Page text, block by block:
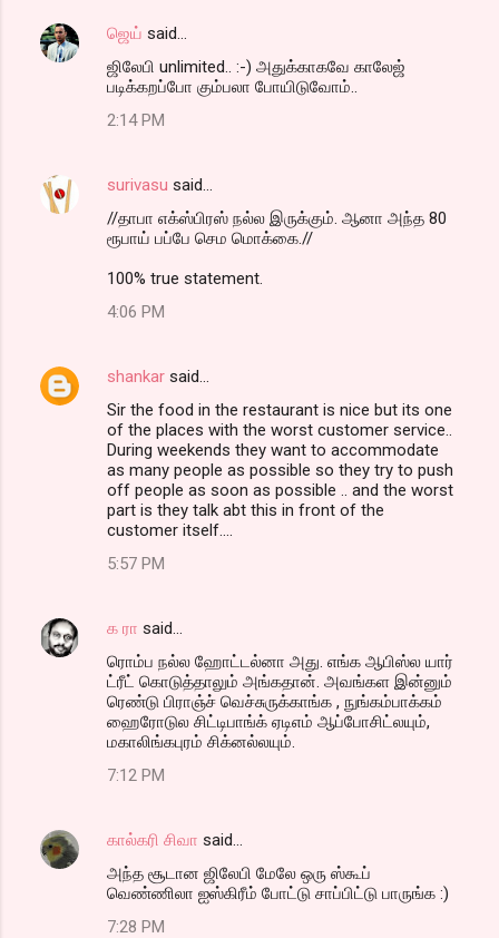
ஜெய் said…
ஜிலேபி unlimited.. :-) அதுக்காகவே காலேஜ்
படிக்கறப்போ கும்பலா போயிடுவோம்..
2:14 PM
surivasu said…
//தாபா எக்ஸ்பிரஸ் நல்ல இருக்கும். ஆனா அந்த 80
ரூபாய் பப்பே செம மொக்கை.//
100% true statement.
4:06 PM
shankar said…
Sir the food in the restaurant is nice but its one
of the places with the worst customer service..
During weekends they want to accommodate
as many people as possible so they try to push
off people as soon as possible .. and the worst
part is they talk abt this in front of the
customer itself....
5:57 PM
க ரா said…
ரொம்ப நல்ல ஹோட்டல்னா அது. எங்க ஆபிஸ்ல யார்
ட்ரீட் கொடுத்தாலும் அங்கதான். அவங்கள இன்னும்
ரெண்டு பிராஞ்ச் வெச்சுருக்காங்க , நுங்கம்பாக்கம்
ஹைரோடுல சிட்டிபாங்க் ஏடிஎம் ஆப்போசிட்லயும்,
மகாலிங்கபுரம் சிக்னல்லயும்.
7:12 PM
கால்கரி சிவா said…
அந்த சூடான ஜிலேபி மேலே ஒரு ஸ்கூப்
வெண்ணிலா ஐஸ்கிரீம் போட்டு சாப்பிட்டு பாருங்க :)
7:28 PM